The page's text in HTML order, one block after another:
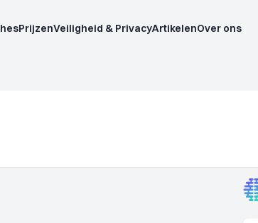
PrijzenVeiligheid & PrivacyArtikelenOver ons